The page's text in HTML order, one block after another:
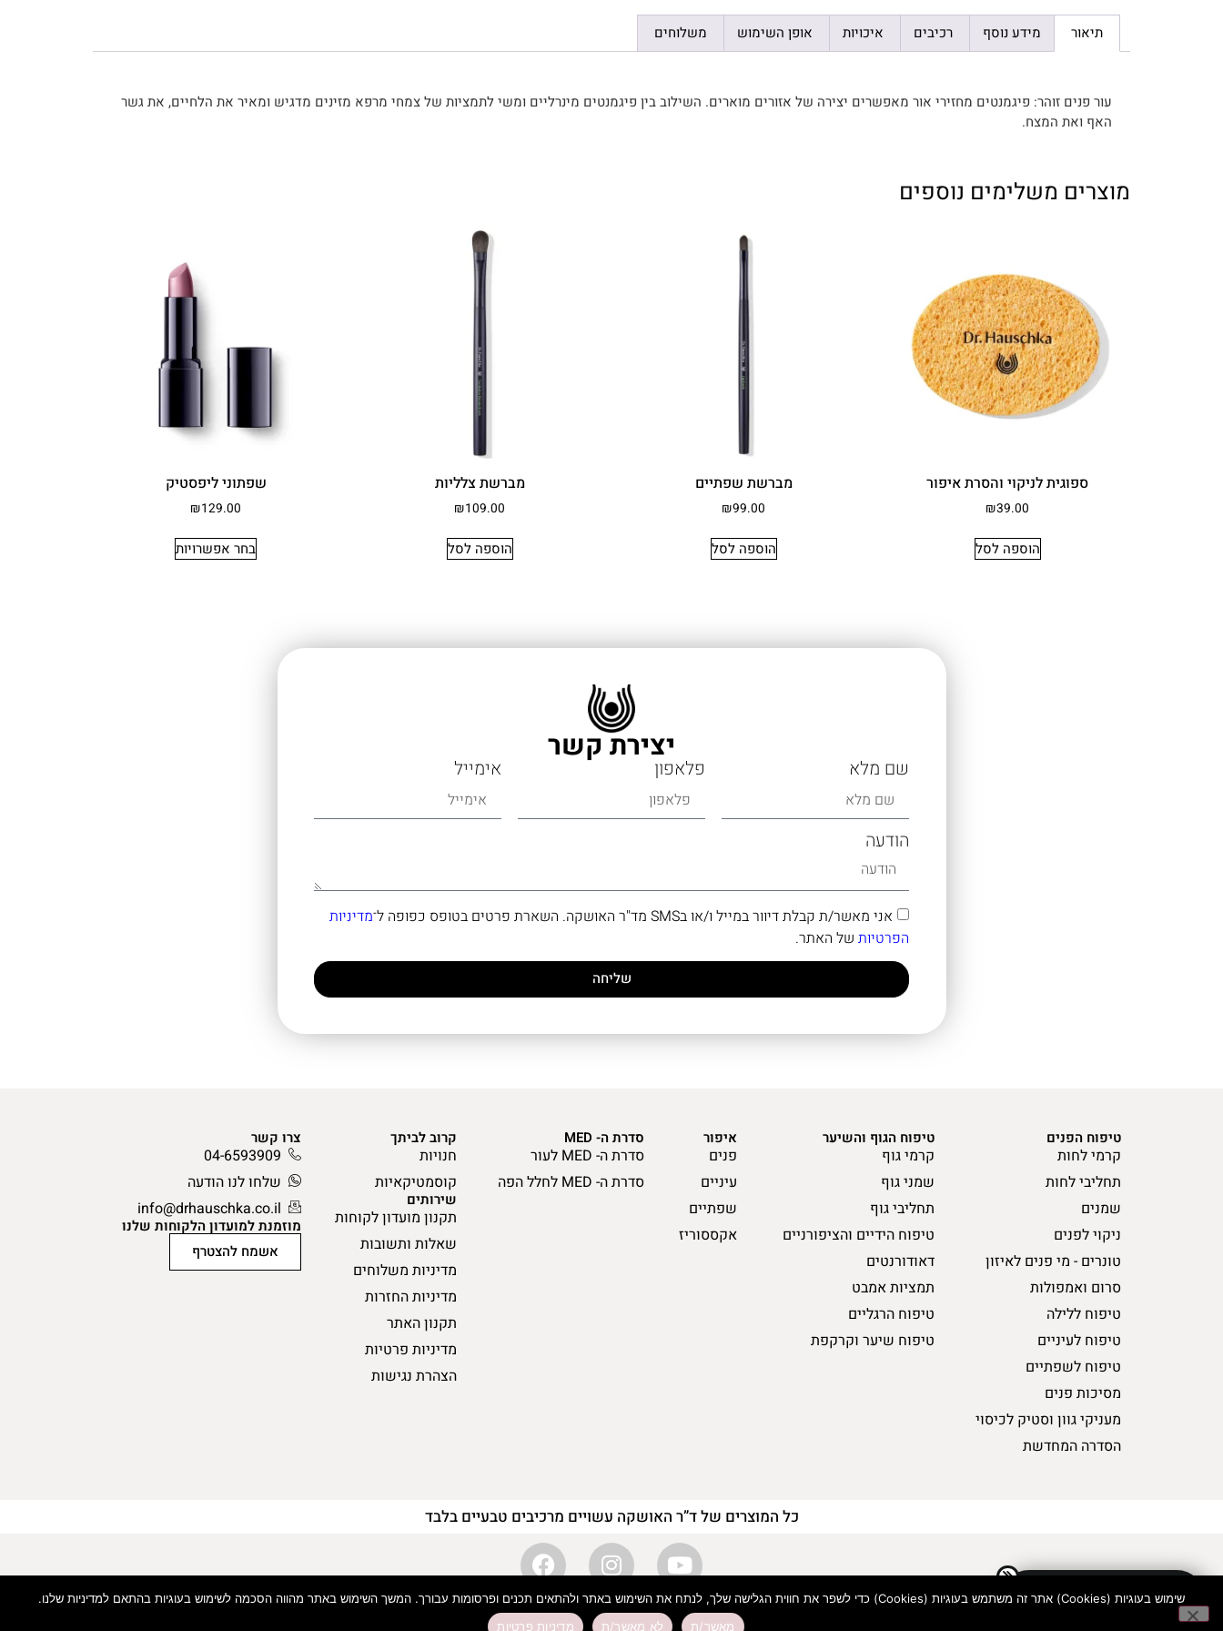
תיאור מידע נוסף רכיבים איכויות אופן השימוש משלוחים
עור פנים זוהר: פיגמנטים מחזירי אור מאפשרים יצירה של אזורים מוארים. השילוב בין פיגמנטים מינרליים ומשי לתמציות של צמחי מרפא מזינים מדגיש ומאיר את הלחיים, את גשר
האף ואת המצח.
מוצרים משלימים נוספים
ספוגית לניקוי והסרת איפור
₪39.00
הוספה לסל
מברשת שפתיים
₪99.00
הוספה לסל
מברשת צלליות
₪109.00
הוספה לסל
שפתוני ליפסטיק
₪129.00
בחר אפשרויות
יצירת קשר
שם מלא פלאפון אימייל
הודעה
אני מאשר/ת קבלת דיוור במייל ו/או בSMS מד"ר האושקה. השארת פרטים בטופס כפופה ל־
מדיניות
הפרטיותשל האתר.
שליחה
טיפוח הפנים
קרמי לחות
תחליבי לחות
שמנים
ניקוי לפנים
טונרים - מי פנים לאיזון
סרום ואמפולות
טיפוח ללילה
טיפוח לעיניים
טיפוח לשפתיים
מסיכות פנים
מעניקי גוון וסטיק לכיסוי
הסדרה המחדשת
טיפוח הגוף והשיער
קרמי גוף
שמני גוף
תחליבי גוף
טיפוח הידיים והציפורניים
דאודורנטים
תמציות אמבט
טיפוח הרגליים
טיפוח שיער וקרקפת
איפור
פנים
עיניים
שפתיים
אקססוריז
סדרת ה- MED
סדרת ה- MED לעור
סדרת ה- MED לחלל הפה
קרוב לביתך
חנויות
קוסמטיקאיות
שירותים
תקנון מועדון לקוחות
שאלות ותשובות
מדיניות משלוחים
מדיניות החזרות
תקנון האתר
מדיניות פרטיות
הצהרת נגישות
צרו קשר
04-6593909
שלחו לנו הודעה
info@drhauschka.co.il
מוזמנת למועדון הלקוחות שלנו
אשמח להצטרף
כל המוצרים של ד”ר האושקה עשויים מרכיבים טבעיים בלבד
שימוש בעוגיות (Cookies) אתר זה משתמש בעוגיות (Cookies) כדי לשפר את חווית הגלישה שלך, לנתח את השימוש באתר ולהתאים תכנים ופרסומות עבורך. המשך השימוש באתר מהווה הסכמה לשימוש בעוגיות בהתאם למדיניות שלנו.
מאשר/ת
לא מאשר/ת מדיניות פרטיות
התחברות/ הצטרפות למועדון